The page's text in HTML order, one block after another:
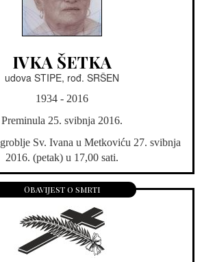
IVKA ŠETKA
udova STIPE, rođ. SRŠEN
1934 - 2016
Preminula 25. svibnja 2016.
Sv. Ivana u Metkoviću 27. svibnja
2016. (petak) u 17,00 sati.
Obavijest o smrti